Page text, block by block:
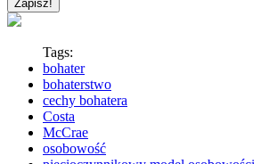
Tags:
bohater
bohaterstwo
cechy bohatera
Costa
McCrae
osobowość